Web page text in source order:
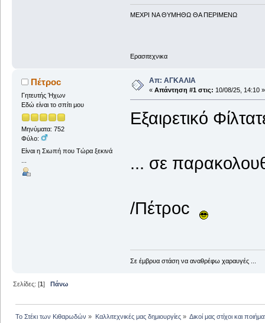
ΜΕΧΡΙ ΝΑ ΘΥΜHΘΩ ΘΑ ΠΕΡΙΜΕΝΩ
Ερασιτεχνικα
Πέτροc
Γητευτής Ήχων
Εδώ είναι το σπίτι μου
Μηνύματα: 752
Φύλο:
Είναι η Σιωπή που Τώρα ξεκινά
Απ: ΑΓΚΑΛΙΑ
« Απάντηση #1 στις: 10/08/25, 14:10 »
Εξαιρετικό
... σε
/Πέτροc
Σε έμβρυα στάση να αναθρέφω χαραυγές ...
Σελίδες: [1]Πάνω
Το Στέκι των Κιθαρωδών » Καλλιτεχνικές μας δημιουργίες» Δικοί μας στίχοι και